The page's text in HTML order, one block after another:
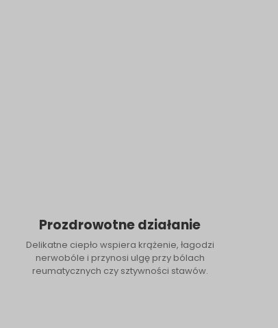
Prozdrowotne działanie
Delikatne ciepło wspiera krążenie, łagodzi
nerwobóle i przynosi ulgę przy bólach
reumatycznych czy sztywności stawów.